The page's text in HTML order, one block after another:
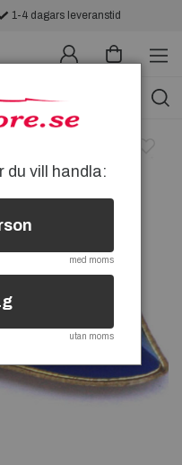
1-4 dagars leveranstid
du vill handla:
med moms
utan moms